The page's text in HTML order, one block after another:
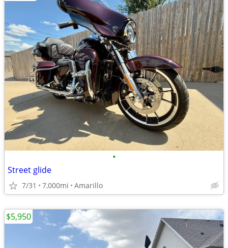
•
Street glide
7/31 7,000mi Amarillo
$5,950